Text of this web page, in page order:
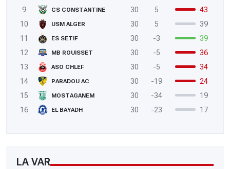
9
CS CONSTANTINE 30 5
43
10
USM ALGER 30 5
39
11
ES SETIF 30 -3
39
12
MB ROUISSET 30 -5
36
13
ASO CHLEF 30 -5
34
14
PARADOU AC 30 -19
24
15
MOSTAGANEM 30 -34
19
16
EL BAYADH 30 -23 17
LA VAR